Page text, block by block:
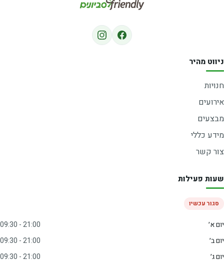
ניווט מהיר
חנויות
אירועים
מבצעים
מידע כללי
צור קשר
שעות פעילות
סגור עכשיו
יום א׳
09:30 - 21:00
יום ב׳
09:30 - 21:00
יום ג׳
09:30 - 21:00